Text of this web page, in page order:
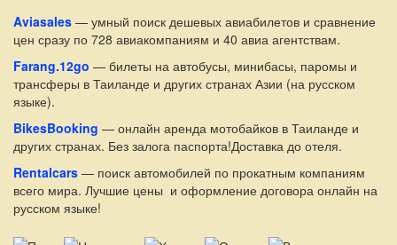
Aviasales — умный поиск дешевых авиабилетов и сравнение
цен сразу по 728 авиакомпаниям и 40 авиа агентствам.
Farang.12go — билеты на автобусы, минибасы, паромы и
трансферы в Таиланде и других странах Азии (на русском
языке).
BikesBooking — онлайн аренда мотобайков в Таиланде и
других странах. Без залога паспорта!Доставка до отеля.
Rentalcars — поиск автомобилей по прокатным компаниям
всего мира. Лучшие цены и оформление договора онлайн на
русском языке!